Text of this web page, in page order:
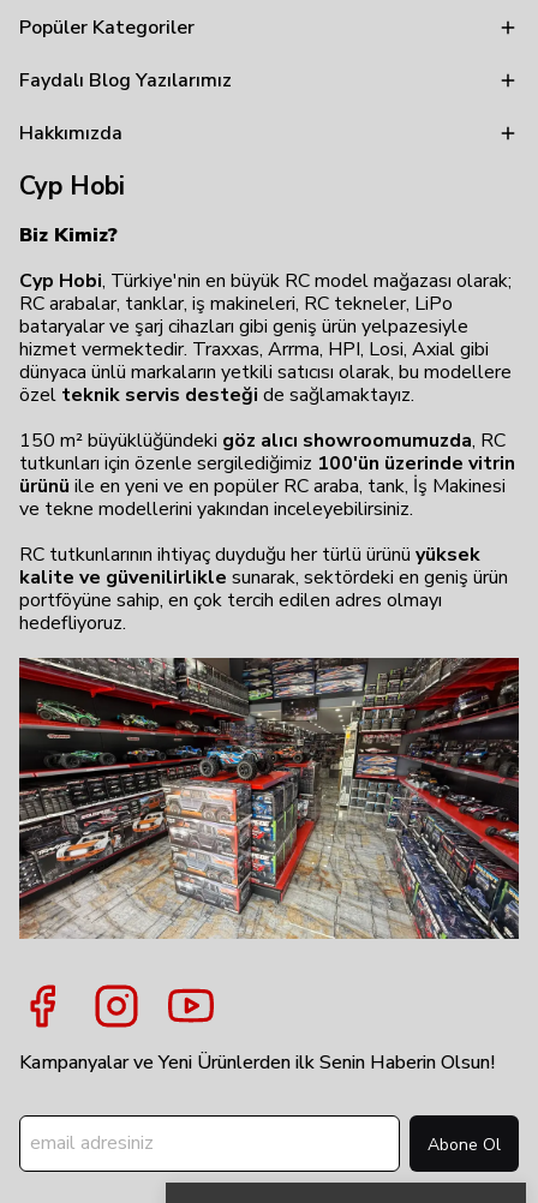
Popüler Kategoriler
Faydalı Blog Yazılarımız
Hakkımızda
Cyp Hobi
Biz Kimiz?
Cyp Hobi, Türkiye'nin en büyük RC model mağazası olarak;
RC arabalar, tanklar, iş makineleri, RC tekneler, LiPo
bataryalar ve şarj cihazları gibi geniş ürün yelpazesiyle
hizmet vermektedir. Traxxas, Arrma, HPI, Losi, Axial gibi
dünyaca ünlü markaların yetkili satıcısı olarak, bu modellere
özel teknik servis desteği de sağlamaktayız.
150 m² büyüklüğündeki göz alıcı showroomumuzda, RC
tutkunları için özenle sergilediğimiz 100'ün üzerinde vitrin
ürünü ile en yeni ve en popüler RC araba, tank, İş Makinesi
ve tekne modellerini yakından inceleyebilirsiniz.
RC tutkunlarının ihtiyaç duyduğu her türlü ürünü yüksek
kalite ve güvenilirlikle sunarak, sektördeki en geniş ürün
portföyüne sahip, en çok tercih edilen adres olmayı
hedefliyoruz.
Kampanyalar ve Yeni Ürünlerden ilk Senin Haberin Olsun!
Abone Ol